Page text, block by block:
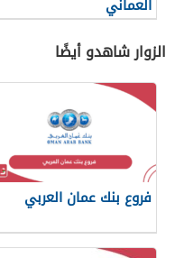
العماني
الزوار شاهدو أيضًا
فروع بنك عمان العربي